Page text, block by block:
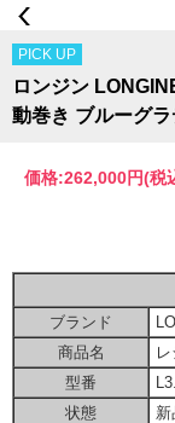
PICK UP
ロンジン
動巻き ブルーグ
価格:262,000円(税
ブランド
商品名
型番
状態
新